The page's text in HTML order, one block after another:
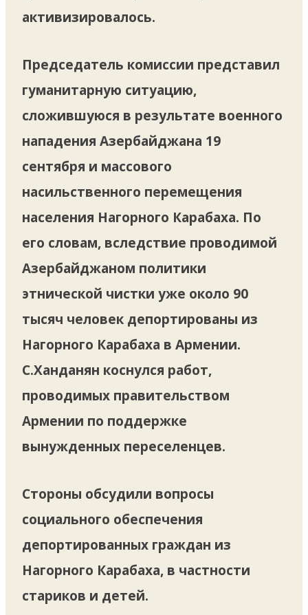
активизировалось.
Председатель комиссии представил
гуманитарную ситуацию,
сложившуюся в результате военного
нападения Азербайджана 19
сентября и массового
насильственного перемещения
населения Нагорного Карабаха. По
его словам, вследствие проводимой
Азербайджаном политики
этнической чистки уже около 90
тысяч человек депортированы из
Нагорного Карабаха в Армении.
С.Ханданян коснулся работ,
проводимых правительством
Армении по поддержке
вынужденных переселенцев.
Стороны обсудили вопросы
социального обеспечения
депортированных граждан из
Нагорного Карабаха, в частности
стариков и детей.